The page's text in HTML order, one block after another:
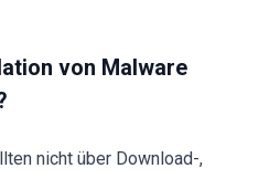
von Malware
nicht über Download-,